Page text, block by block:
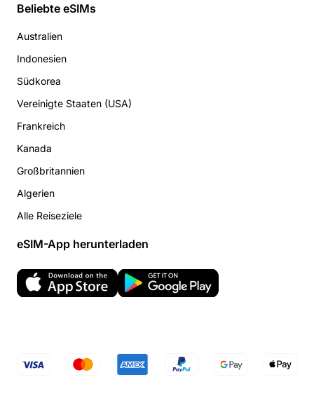
Beliebte eSIMs
Australien
Indonesien
Südkorea
Vereinigte Staaten (USA)
Frankreich
Kanada
Großbritannien
Algerien
Alle Reiseziele
eSIM-App herunterladen